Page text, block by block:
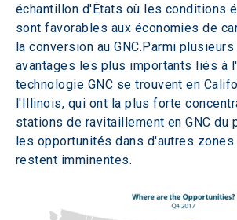
échantillon d'États où les conditions
sont favorables aux économies de
la conversion au GNC.Parmi
avantages les plus importants liés à
technologie GNC se trouvent en
l'Illinois, qui ont la plus forte
stations de ravitaillement en GNC du
les opportunités dans d'autres zones
restent imminentes.